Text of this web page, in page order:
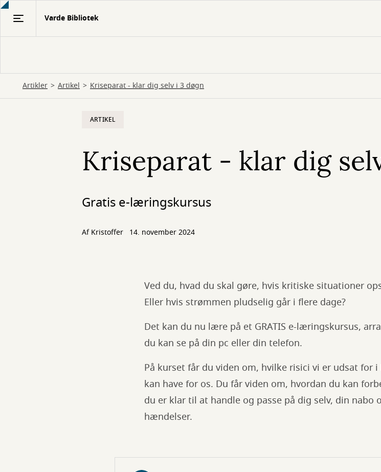
Gå
Varde Bibliotek
Artikler Artikel Kriseparat - klar dig selv i 3 døgn
ARTIKEL
Kriseparat - klar dig
Gratis e-læringskursus
AfKristoffer 14. november 2024
Ved du, hvad du skal gøre, hvis kritiske situationer
Eller hvis strømmen pludselig går i flere dage?
Det kan du nu lære på et GRATIS e-læringskursus,
du kan se på din pc eller din telefon.
På kurset får du viden om, hvilke risici vi er udsat for
kan have for os. Du får viden om, hvordan du kan
du er klar til at handle og passe på dig selv, din
hændelser.